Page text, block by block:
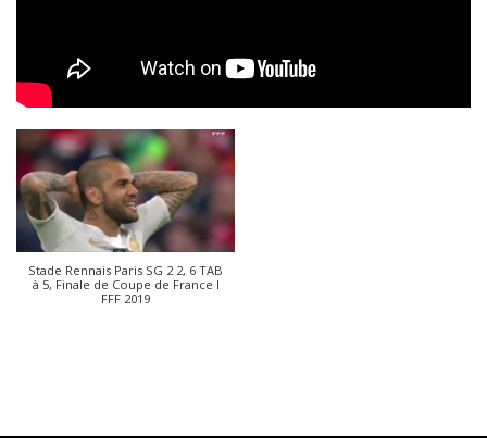
Stade Rennais Paris SG 2 2, 6 TAB
à 5, Finale de Coupe de France I
FFF 2019